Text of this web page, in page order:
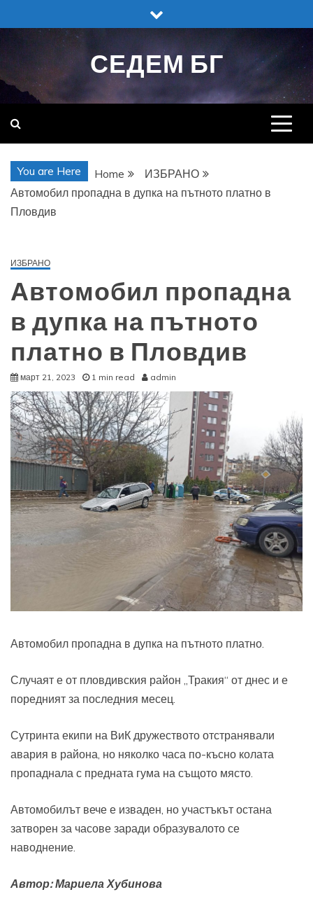
to
СЕДЕМ БГ
You are Here Home
ИЗБРАНО
Автомобил пропадна в дупка на пътното платно в
Пловдив
ИЗБРАНО
Автомобил пропадна
в дупка на пътното
платно в Пловдив
март 21, 2023 1 min read admin
Автомобил пропадна в дупка на пътното платно.
Случаят е от пловдивския район „Тракия“ от днес и е
поредният за последния месец.
Сутринта екипи на ВиК дружеството отстранявали
авария в района, но няколко часа по-късно колата
пропаднала с предната гума на същото място.
Автомобилът вече е изваден, но участъкът остана
затворен за часове заради образувалото се
наводнение.
Автор: Мариела Хубинова